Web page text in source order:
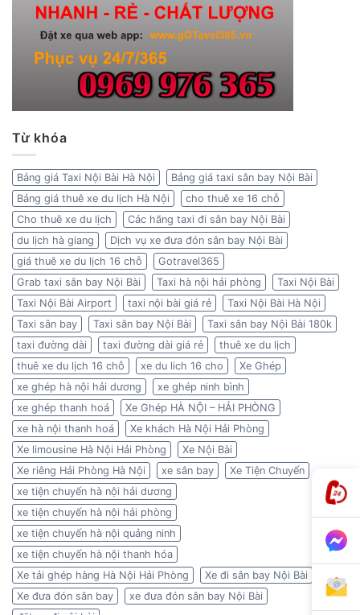
Từ khóa
Bảng giá Taxi Nội Bài Hà Nội
Bảng giá taxi sân bay Nội Bài
Bảng giá thuê xe du lịch Hà Nội
cho thuê xe 16 chỗ
Cho thuê xe du lịch
Các hãng taxi đi sân bay Nội Bài
du lịch hà giang
Dịch vụ xe đưa đón sân bay Nội Bài
giá thuê xe du lịch 16 chỗ
Gotravel365
Grab taxi sân bay Nội Bài
Taxi hà nội hải phòng
Taxi Nội Bài
Taxi Nội Bài Airport
taxi nội bài giá rẻ
Taxi Nội Bài Hà Nội
Taxi sân bay
Taxi sân bay Nội Bài
Taxi sân bay Nội Bài 180k
taxi đường dài
taxi đường dài giá rẻ
thuê xe du lịch
thuê xe du lịch 16 chỗ
xe du lich 16 cho
Xe Ghép
xe ghép hà nội hải dương
xe ghép ninh bình
xe ghép thanh hoá
Xe Ghép HÀ NỘI – HẢI PHÒNG
xe hà nội thanh hoá
Xe khách Hà Nội Hải Phòng
Xe limousine Hà Nội Hải Phòng
Xe Nội Bài
Xe riêng Hải Phòng Hà Nội
xe sân bay
Xe Tiện Chuyến
xe tiện chuyến hà nội hải dương
xe tiện chuyến hà nội hải phòng
xe tiện chuyến hà nội quảng ninh
xe tiện chuyến hà nội thanh hóa
Xe tải ghép hàng Hà Nội Hải Phòng
Xe đi sân bay Nội Bài
Xe đưa đón sân bay
xe đưa đón sân bay Nội Bài